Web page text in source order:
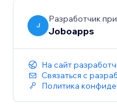
J
Разработчик
Joboapps
На сайт
Связаться с
Политика